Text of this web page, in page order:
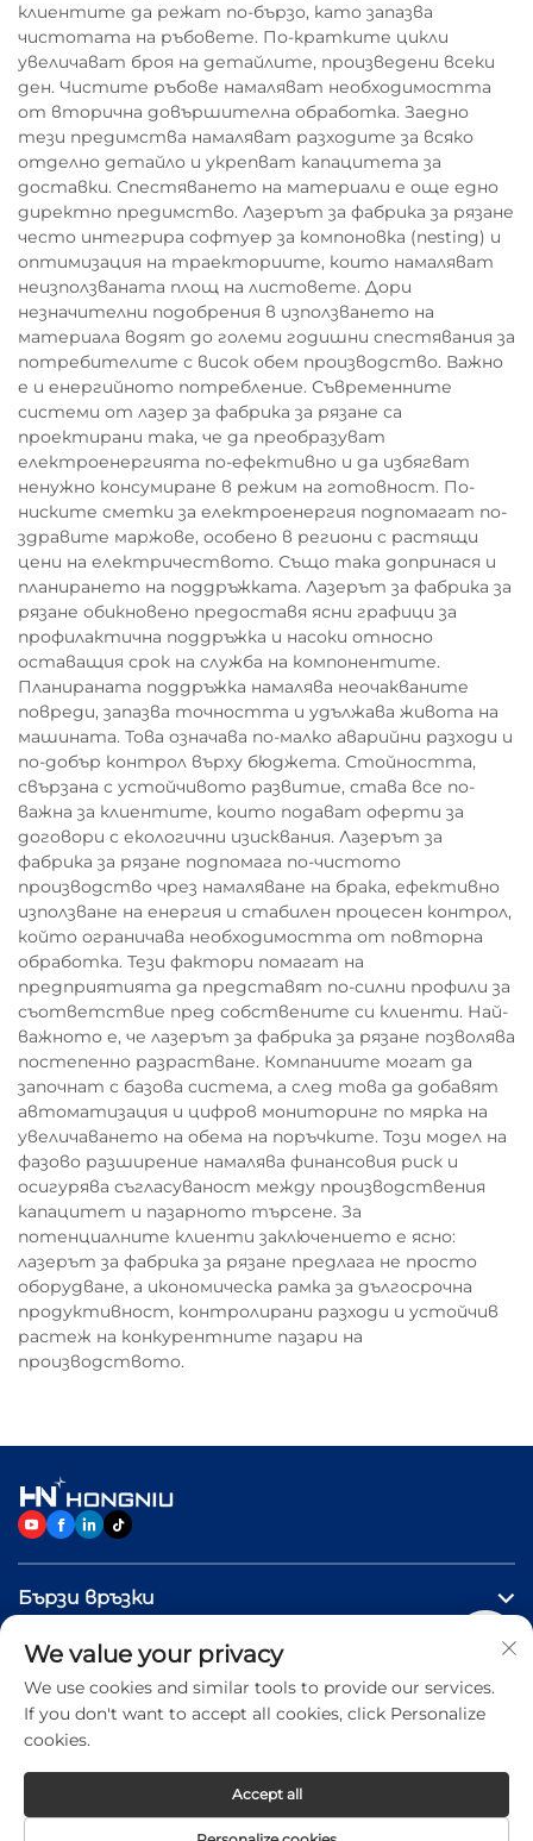
клиентите да режат по-бързо, като запазва
чистотата на ръбовете. По-кратките цикли
увеличават броя на детайлите, произведени всеки
ден. Чистите ръбове намаляват необходимостта
от вторична довършителна обработка. Заедно
тези предимства намаляват разходите за всяко
отделно детайло и укрепват капацитета за
доставки. Спестяването на материали е още едно
директно предимство. Лазерът за фабрика за рязане
често интегрира софтуер за компоновка (nesting) и
оптимизация на траекториите, които намаляват
неизползваната площ на листовете. Дори
незначителни подобрения в използването на
материала водят до големи годишни спестявания за
потребителите с висок обем производство. Важно
е и енергийното потребление. Съвременните
системи от лазер за фабрика за рязане са
проектирани така, че да преобразуват
електроенергията по-ефективно и да избягват
ненужно консумиране в режим на готовност. По-
ниските сметки за електроенергия подпомагат по-
здравите маржове, особено в региони с растящи
цени на електричеството. Също така допринася и
планирането на поддръжката. Лазерът за фабрика за
рязане обикновено предоставя ясни графици за
профилактична поддръжка и насоки относно
оставащия срок на служба на компонентите.
Планираната поддръжка намалява неочакваните
повреди, запазва точността и удължава живота на
машината. Това означава по-малко аварийни разходи и
по-добър контрол върху бюджета. Стойността,
свързана с устойчивото развитие, става все по-
важна за клиентите, които подават оферти за
договори с екологични изисквания. Лазерът за
фабрика за рязане подпомага по-чистото
производство чрез намаляване на брака, ефективно
използване на енергия и стабилен процесен контрол,
който ограничава необходимостта от повторна
обработка. Тези фактори помагат на
предприятията да представят по-силни профили за
съответствие пред собствените си клиенти. Най-
важното е, че лазерът за фабрика за рязане позволява
постепенно разрастване. Компаниите могат да
започнат с базова система, а след това да добавят
автоматизация и цифров мониторинг по мярка на
увеличаването на обема на поръчките. Този модел на
фазово разширение намалява финансовия риск и
осигурява съгласуваност между производствения
капацитет и пазарното търсене. За
потенциалните клиенти заключението е ясно:
лазерът за фабрика за рязане предлага не просто
оборудване, а икономическа рамка за дългосрочна
продуктивност, контролирани разходи и устойчив
растеж на конкурентните пазари на
производството.
Бързи връзки
ПРОДУКТИ
Свържете се с нас
Copyright © 2026 Jinan Hongniu Machinery Equipment
We value your privacy
We use cookies and similar tools to provide our services.
If you don't want to accept all cookies, click Personalize
cookies.
Accept all